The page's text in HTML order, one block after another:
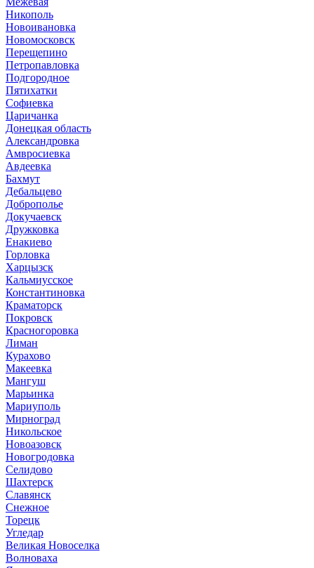
Никополь
Новоивановка
Новомосковск
Перещепино
Петропавловка
Подгородное
Пятихатки
Софиевка
Царичанка
Донецкая область
Александровка
Амвросиевка
Авдеевка
Бахмут
Дебальцево
Доброполье
Докучаевск
Дружковка
Енакиево
Горловка
Харцызск
Кальмиусское
Константиновка
Краматорск
Покровск
Красногоровка
Лиман
Курахово
Макеевка
Мангуш
Марьинка
Мариуполь
Мирноград
Никольское
Новоазовск
Новогродовка
Селидово
Шахтерск
Славянск
Снежное
Торецк
Угледар
Великая Новоселка
Волноваха